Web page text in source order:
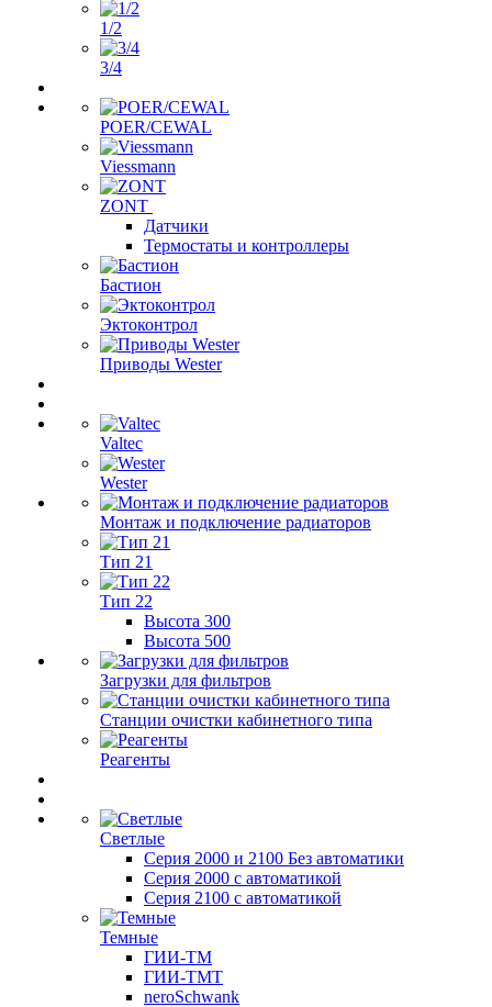
1/2
3/4
POER/CEWAL
Viessmann
ZONT
Датчики
Термостаты и контроллеры
Бастион
Эктоконтрол
Приводы Wester
Valtec
Wester
Монтаж и подключение радиаторов
Тип 21
Тип 22
Высота 300
Высота 500
Загрузки для фильтров
Станции очистки кабинетного типа
Реагенты
Светлые
Серия 2000 и 2100 Без автоматики
Серия 2000 с автоматикой
Серия 2100 с автоматикой
Темные
ГИИ-ТМ
ГИИ-ТМТ
neroSchwank